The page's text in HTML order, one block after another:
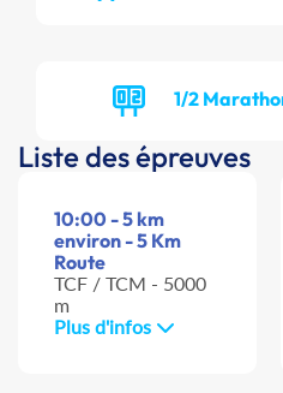
1/2
Liste des épreuves
10:00 - 5 km
environ - 5 Km
Route
TCF / TCM - 5000
m
Plus d'infos